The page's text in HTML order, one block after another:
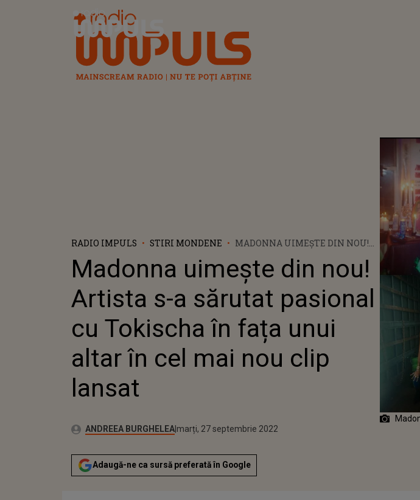
Radio Impuls
RADIO IMPULS STIRI MONDENE
MADONNA UIMEȘTE DIN NOU!
CU TOKISCHA ÎN FAȚA UNUI
ALTAR ÎN CEL MAI NOU CLIP
LANSAT
Madonna uimește din nou!
Artista s-a sărutat pasional
cu Tokischa în fața unui
altar în cel mai nou clip
lansat
Autor:ANDREEA BURGHELEAPublicat:
marți, 27 septembrie 2022
Actualizat:
marți, 27 septembrie 2022
Adaugă-ne ca sursă preferată în Google